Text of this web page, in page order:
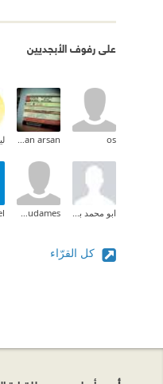
على رفوف الأبجديين
os
arsan arsan
ابو محمد بث Ahmad Abudames
كل القرّاء